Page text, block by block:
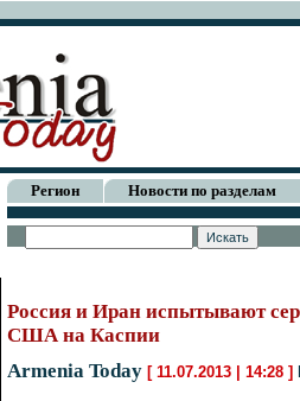
Регион Новости по разделам
Россия и Иран испытывают
США на Каспии
Armenia Today [ 11.07.2013 | 14:28 ]